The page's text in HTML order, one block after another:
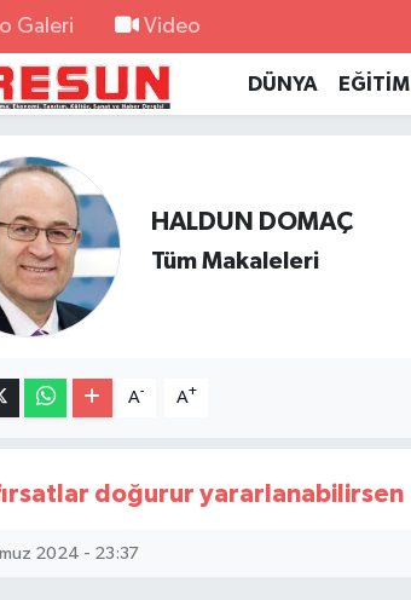
Galeri Video
DÜNYA EĞİTİM
HALDUN DOMAÇ
Tüm Makaleleri
A- A+
doğurur yararlanabilirsen
2024 - 23:37
ve Fikstür